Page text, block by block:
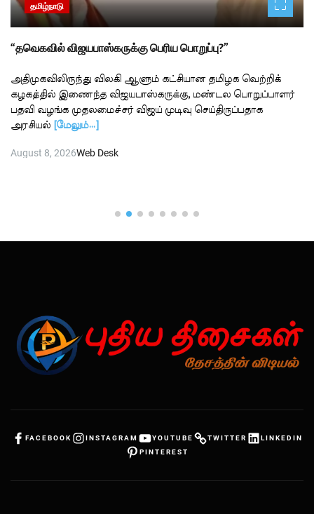
தமிழ்நாடு
“தவெகவில் விஜயபாஸ்கருக்கு பெரிய பொறுப்பு?”
அதிமுகவிலிருந்து விலகி ஆளும் கட்சியான தமிழக வெற்றிக்
கழகத்தில் இணைந்த விஜயபாஸ்கருக்கு, மண்டல பொறுப்பாளர்
பதவி வழங்க முதலமைச்சர் விஜய் முடிவு செய்திருப்பதாக
அரசியல்
[மேலும்…]
August 8, 2026Web Desk
FACEBOOK INSTAGRAM YOUTUBE TWITTER
LINKEDIN
PINTEREST